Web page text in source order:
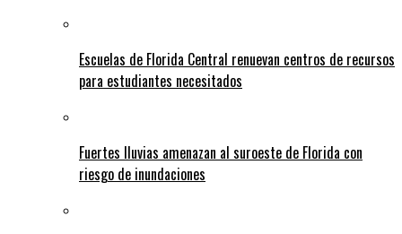
Escuelas de Florida Central renuevan centros de recursos
para estudiantes necesitados
Fuertes lluvias amenazan al suroeste de Florida con
riesgo de inundaciones